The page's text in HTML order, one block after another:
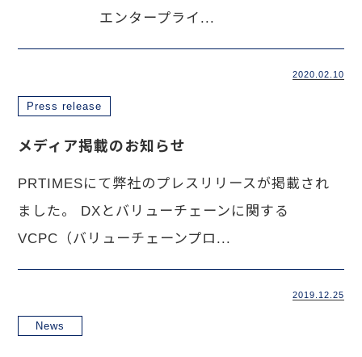
エンタープライ...
2020.02.10
Press release
メディア掲載のお知らせ
PRTIMESにて弊社のプレスリリースが掲載され
ました。 DXとバリューチェーンに関する
VCPC（バリューチェーンプロ...
2019.12.25
News